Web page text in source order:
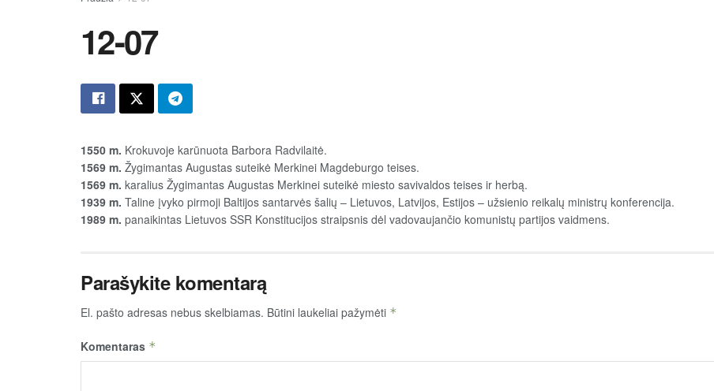
12-07
1550 m. Krokuvoje karūnuota Barbora Radvilaitė.
1569 m. Žygimantas Augustas suteikė Merkinei Magdeburgo teises.
1569 m. karalius Žygimantas Augustas Merkinei suteikė miesto savivaldos teises ir herbą.
1939 m. Taline įvyko pirmoji Baltijos santarvės šalių – Lietuvos, Latvijos, Estijos – užsienio reikalų ministrų konferencija.
1989 m. panaikintas Lietuvos SSR Konstitucijos straipsnis dėl vadovaujančio komunistų partijos vaidmens.
Parašykite komentarą
El. pašto adresas nebus skelbiamas. Būtini laukeliai pažymėti *
Komentaras *